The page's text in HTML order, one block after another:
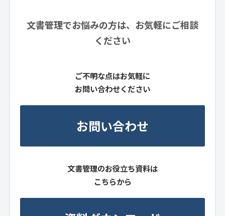
文書管理でお悩みの方は、お気軽にご相談
ください
ご不明な点はお気軽に
お問い合わせください
お問い合わせ
文書管理のお役立ち資料は
こちらから